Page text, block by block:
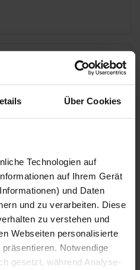
Über Cookies
Technologien auf
auf Ihrem Gerät
und Daten
und zu verarbeiten. Diese
zu verstehen und
Webseiten personalisierte
Notwendige
gesetzt, während Analyse-
TV
Spülmaschine
Dusche
Haustier erlaubt